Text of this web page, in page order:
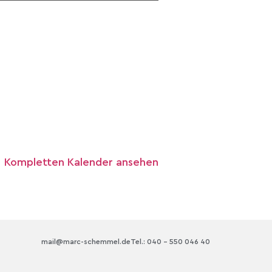
Kompletten Kalender ansehen
Tel.: 040 – 550 046 40
mail@marc-schemmel.de